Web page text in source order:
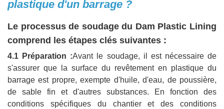
plastique d'un barrage ?
Le processus de soudage du Dam Plastic Lining
comprend les étapes clés suivantes :
4.1 Préparation :Avant le soudage, il est nécessaire de
s'assurer que la surface du revêtement en plastique du
barrage est propre, exempte d'huile, d'eau, de poussière,
de sable fin et d'autres substances. En fonction des
conditions spécifiques du chantier et des conditions